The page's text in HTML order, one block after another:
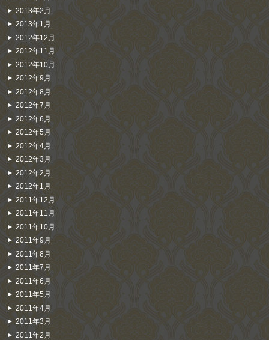
2013年2月
2013年1月
2012年12月
2012年11月
2012年10月
2012年9月
2012年8月
2012年7月
2012年6月
2012年5月
2012年4月
2012年3月
2012年2月
2012年1月
2011年12月
2011年11月
2011年10月
2011年9月
2011年8月
2011年7月
2011年6月
2011年5月
2011年4月
2011年3月
2011年2月